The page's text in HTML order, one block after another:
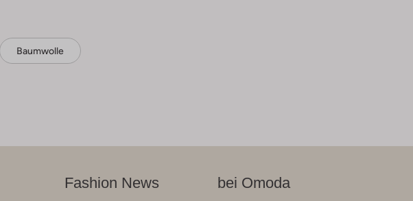
Baumwolle
Fashion News bei Omoda